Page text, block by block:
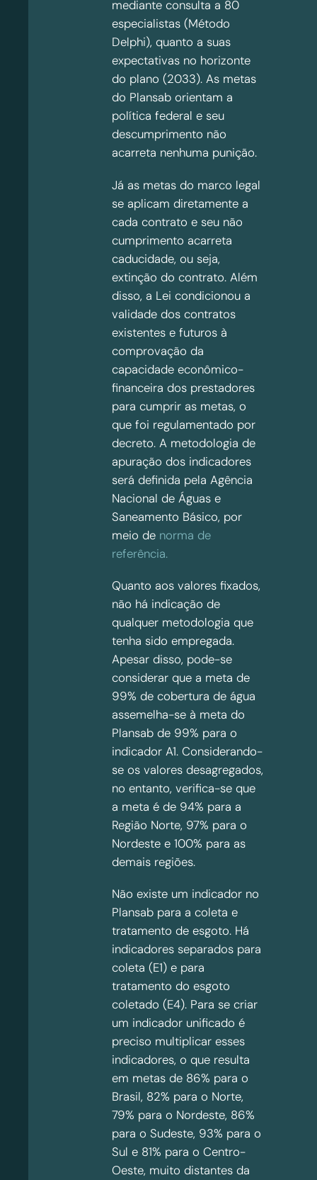
mediante consulta a 80
especialistas (Método
Delphi), quanto a suas
expectativas no horizonte
do plano (2033). As metas
do Plansab orientam a
política federal e seu
descumprimento não
acarreta nenhuma punição.
Já as metas do marco legal
se aplicam diretamente a
cada contrato e seu não
cumprimento acarreta
caducidade, ou seja,
extinção do contrato. Além
disso, a Lei condicionou a
validade dos contratos
existentes e futuros à
comprovação da
capacidade econômico-
financeira dos prestadores
para cumprir as metas, o
que foi regulamentado por
decreto. A metodologia de
apuração dos indicadores
será definida pela Agência
Nacional de Águas e
Saneamento Básico, por
meio de norma de
referência.
Quanto aos valores fixados,
não há indicação de
qualquer metodologia que
tenha sido empregada.
Apesar disso, pode-se
considerar que a meta de
99% de cobertura de água
assemelha-se à meta do
Plansab de 99% para o
indicador A1. Considerando-
se os valores desagregados,
no entanto, verifica-se que
a meta é de 94% para a
Região Norte, 97% para o
Nordeste e 100% para as
demais regiões.
Não existe um indicador no
Plansab para a coleta e
tratamento de esgoto. Há
indicadores separados para
coleta (E1) e para
tratamento do esgoto
coletado (E4). Para se criar
um indicador unificado é
preciso multiplicar esses
indicadores, o que resulta
em metas de 86% para o
Brasil, 82% para o Norte,
79% para o Nordeste, 86%
para o Sudeste, 93% para o
Sul e 81% para o Centro-
Oeste, muito distantes da